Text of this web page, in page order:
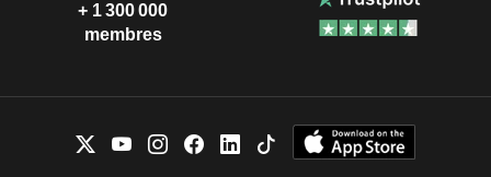
+ 1 300 000
membres